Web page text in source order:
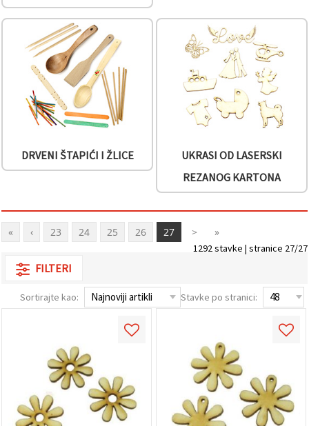
DRVENI ŠTAPIĆI I ŽLICE
UKRASI OD LASERSKI
REZANOG KARTONA
« ‹ 23 24 25 26 27 > »
1292 stavke | stranice 27/27
FILTERI
Sortirajte kao: Stavke po stranici: